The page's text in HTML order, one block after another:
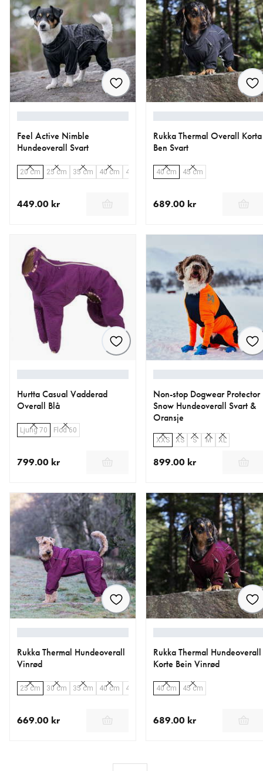
Feel Active Nimble
Hundeoverall Svart
20 cm 25 cm 35 cm 40 cm 45 cm
449.00 kr
Rukka Thermal Overall Korta
Ben Svart
40 cm 45 cm
689.00 kr
Hurtta Casual Vadderad
Overall Blå
Ljung 70 Flod 60
799.00 kr
Non-stop Dogwear Protector
Snow Hundeoverall Svart &
Oransje
XXS XS S M XL
899.00 kr
Rukka Thermal Hundeoverall
Vinrød
25 cm 30 cm 35 cm 40 cm 45 cm 50 cm 55 cm
669.00 kr
Rukka Thermal Hundeoverall
Korte Bein Vinrød
40 cm 45 cm
689.00 kr